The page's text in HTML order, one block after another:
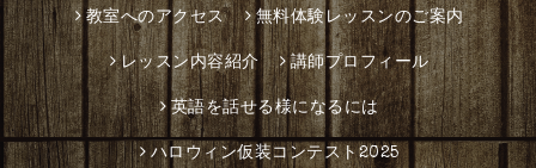
教室へのアクセス 無料体験レッスンのご案内
レッスン内容紹介 講師プロフィール
英語を話せる様になるには
ハロウィン仮装コンテスト2025